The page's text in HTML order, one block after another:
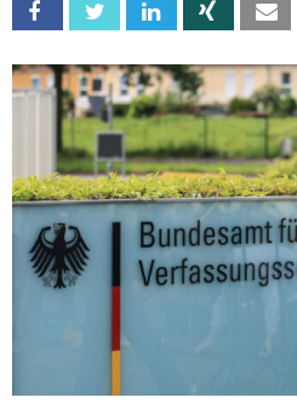
Facebook Twitter Linkedin Xing